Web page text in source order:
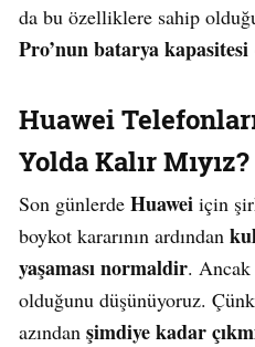
da bu özelliklere sahip
Pro’nun batarya
Huawei
Yolda Kalır Mıyız?
Son günlerde Huawei için
boykot kararının ardından
yaşaması normaldir. Ancak
olduğunu düşünüyoruz.
azından şimdiye kadar